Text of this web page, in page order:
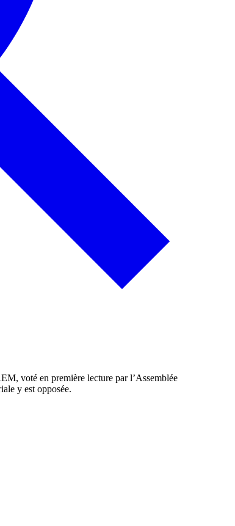
voté en première lecture par l’Assemblée
y est opposée.